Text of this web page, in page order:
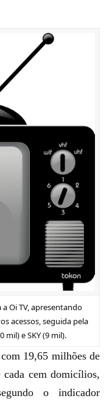
Oi TV, apresentando
acessos, seguida pela
mil) e SKY (9 mil).
19,65 milhões de
cada cem domicílios,
o indicador